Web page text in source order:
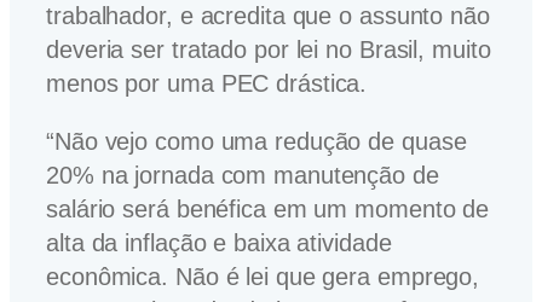
trabalhador, e acredita que o assunto não
deveria ser tratado por lei no Brasil, muito
menos por uma PEC drástica.
“Não vejo como uma redução de quase
20% na jornada com manutenção de
salário será benéfica em um momento de
alta da inflação e baixa atividade
econômica. Não é lei que gera emprego,